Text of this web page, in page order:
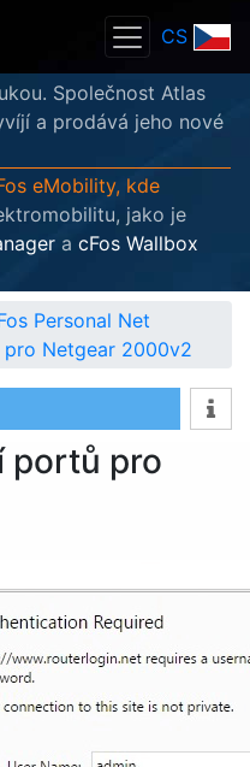
CS
Společnost Atlas
a prodává jeho nové
eMobility, kde
jako je
a cFos Wallbox
Personal Net
Netgear 2000v2
portů pro